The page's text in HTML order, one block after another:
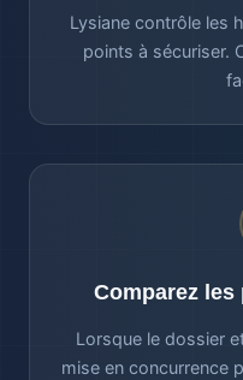
Lysiane contrôle les
points à sécuriser.
Comparez
Lorsque le dossier
mise en concurrence